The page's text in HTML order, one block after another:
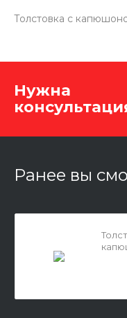
Толстовка с
Нужна
Ранее вы